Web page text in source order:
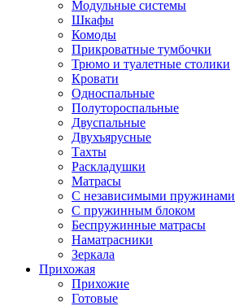
Модульные системы
Шкафы
Комоды
Прикроватные тумбочки
Трюмо и туалетные столики
Кровати
Односпальные
Полутороспальные
Двуспальные
Двухъярусные
Тахты
Раскладушки
Матрасы
С независимыми пружинами
С пружинным блоком
Беспружинные матрасы
Наматрасники
Зеркала
Прихожая
Прихожие
Готовые